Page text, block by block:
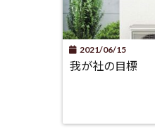
2021/06/15
我が社の目標